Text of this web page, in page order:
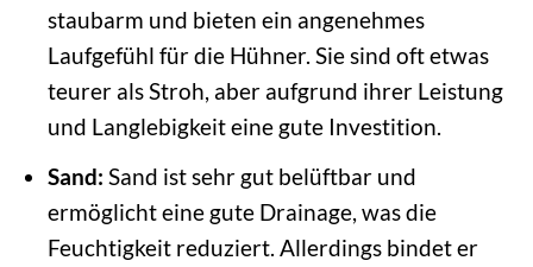
staubarm und bieten ein angenehmes
Laufgefühl für die Hühner. Sie sind oft etwas
teurer als Stroh, aber aufgrund ihrer Leistung
und Langlebigkeit eine gute Investition.
Sand: Sand ist sehr gut belüftbar und
ermöglicht eine gute Drainage, was die
Feuchtigkeit reduziert. Allerdings bindet er